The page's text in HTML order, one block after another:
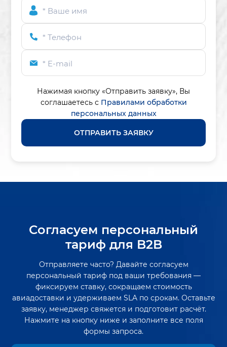
* Ваше имя
* Телефон
* E-mail
Нажимая кнопку «Отправить заявку», Вы
соглашаетесь с Правилами обработки
персональных данных
ОТПРАВИТЬ ЗАЯВКУ
Согласуем персональный
тариф для B2B
Отправляете часто? Давайте согласуем
персональный тариф под ваши требования —
фиксируем ставку, сокращаем стоимость
авиадоставки и удерживаем SLA по срокам. Оставьте
заявку, менеджер свяжется и подготовит расчёт.
Нажмите на кнопку ниже и заполните все поля
формы запроса.